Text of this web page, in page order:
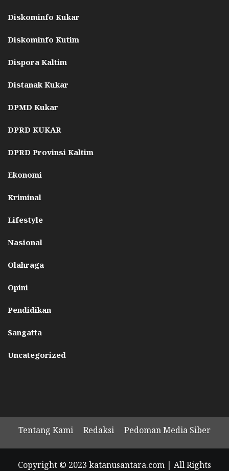
Diskominfo Kukar
Diskominfo Kutim
Dispora Kaltim
Distanak Kukar
DPMD Kukar
DPRD KUKAR
DPRD Provinsi Kaltim
Ekonomi
Kriminal
Lifestyle
Nasional
Olahraga
Opini
Pendidikan
Sangatta
Uncategorized
Tentang Kami Redaksi Pedoman Media Siber
Copyright © 2023 katanusantara.com | All Rights